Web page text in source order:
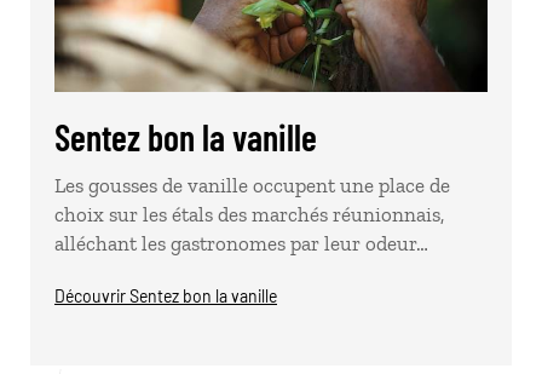
Sentez bon la vanille
Les gousses de vanille occupent une place de
choix sur les étals des marchés réunionnais,
alléchant les gastronomes par leur odeur…
Découvrir Sentez bon la vanille